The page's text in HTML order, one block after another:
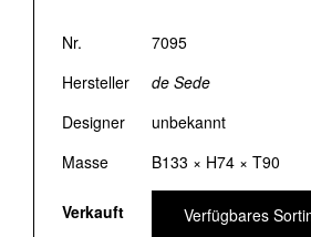
Nr.
7095
Hersteller
de Sede
Designer
unbekannt
Masse
B133 × H74 × T90
Verkauft Verfügbares